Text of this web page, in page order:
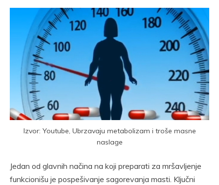
Izvor: Youtube, Ubrzavaju metabolizam i troše masne
naslage
Jedan od glavnih načina na koji preparati za mršavljenje
funkcionišu je pospešivanje sagorevanja masti. Ključni